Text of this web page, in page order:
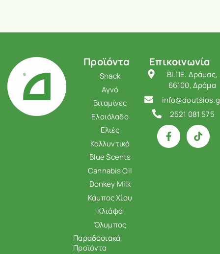
Προϊόντα
Snack
Αγνό
Βιταμίνες
Ελαιόλαδο
Ελιές
Καλλυντικά
Blue Scents
Cannabis Oil
Donkey Milk
Κάμπος Χίου
Κλιάφα
Όλυμπος
Παραδοσιακά
Προϊόντα
Επικοινωνία
ΒΙ.ΠΕ. Δράμας,
66100, Δράμα
2521 081 575